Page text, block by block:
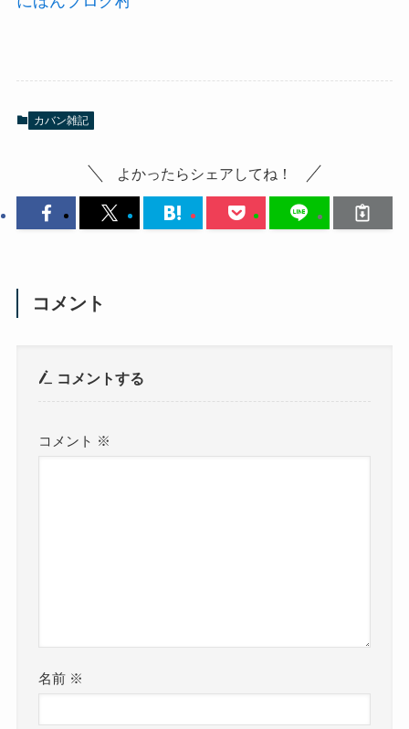
カバン雑記
よかったらシェアしてね！
コメント
コメントする
コメント ※
名前 ※